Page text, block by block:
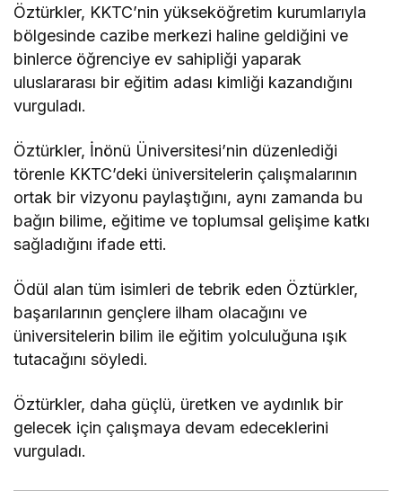
Öztürkler, KKTC’nin yükseköğretim kurumlarıyla
bölgesinde cazibe merkezi haline geldiğini ve
binlerce öğrenciye ev sahipliği yaparak
uluslararası bir eğitim adası kimliği kazandığını
vurguladı.
Öztürkler, İnönü Üniversitesi’nin düzenlediği
törenle KKTC’deki üniversitelerin çalışmalarının
ortak bir vizyonu paylaştığını, aynı zamanda bu
bağın bilime, eğitime ve toplumsal gelişime katkı
sağladığını ifade etti.
Ödül alan tüm isimleri de tebrik eden Öztürkler,
başarılarının gençlere ilham olacağını ve
üniversitelerin bilim ile eğitim yolculuğuna ışık
tutacağını söyledi.
Öztürkler, daha güçlü, üretken ve aydınlık bir
gelecek için çalışmaya devam edeceklerini
vurguladı.